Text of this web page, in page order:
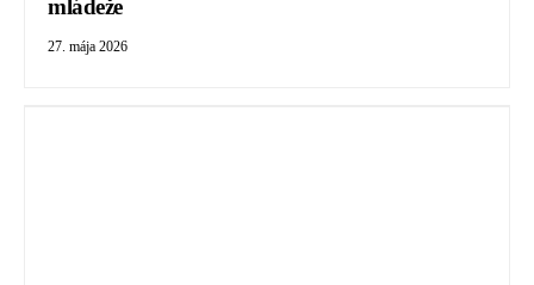
mládeže
27. mája 2026